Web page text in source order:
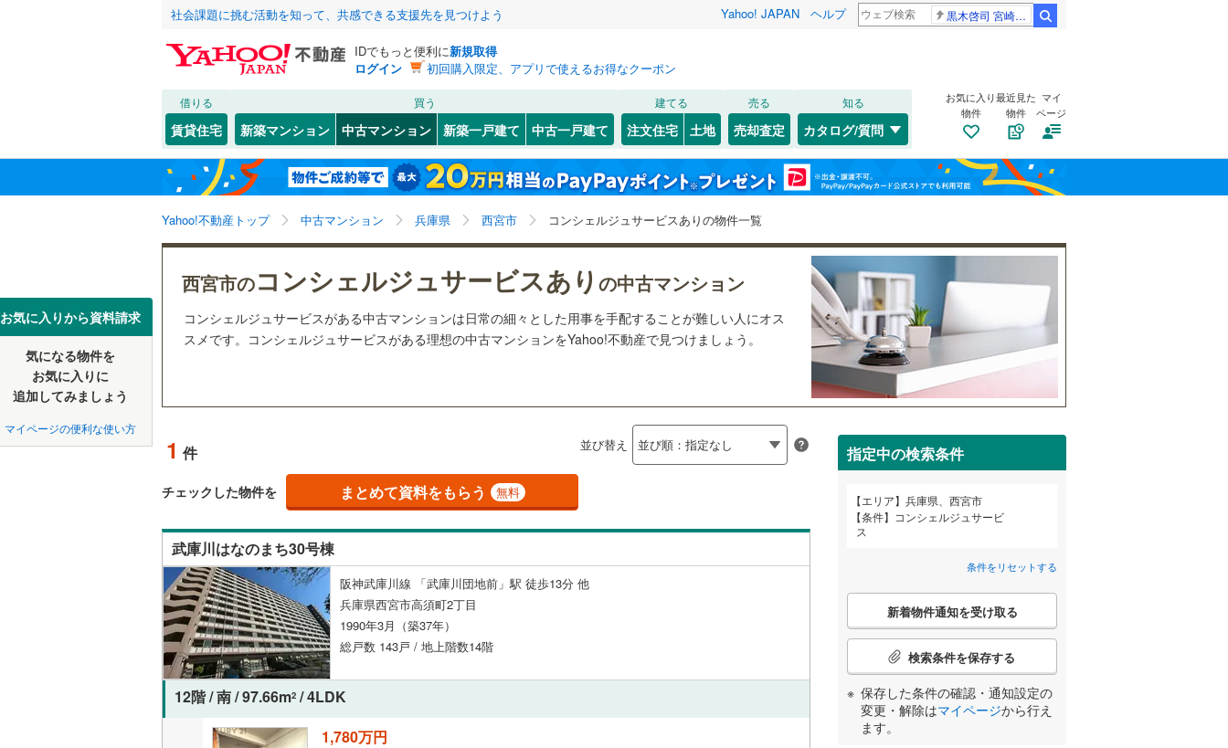
社会課題に挑む活動を知って、共感できる支援先を見つけよう Yahoo! JAPAN ヘルプ 黒木啓司 宮崎麗果
IDでもっと便利に新規取得
ログイン
初回購入限定、アプリで使えるお得なクーポン
借りる
賃貸住宅
買う
新築マンション 中古マンション 新築一戸建て 中古一戸建て
建てる
注文住宅 土地
売る
売却査定
知る
カタログ/質問
お気に入り
物件
最近見た
物件
マイ
ページ
Yahoo!不動産トップ 中古マンション 兵庫県 西宮市 コンシェルジュサービスありの物件一覧
お気に入りから資料請求
気になる物件を
お気に入りに
追加してみましょう
マイページの便利な使い方
西宮市のコンシェルジュサービスあり の中古マンション
コンシェルジュサービスがある中古マンションは日常の細々とした用事を手配することが難しい人にオス
スメです。コンシェルジュサービスがある理想の中古マンションをYahoo!不動産で見つけましょう。
1 件 並び替え
チェックした物件を まとめて資料をもらう 無料
武庫川はなのまち30号棟
阪神武庫川線 「武庫川団地前」駅 徒歩13分 他
兵庫県西宮市高須町2丁目
1990年3月（築37年）
総戸数 143戸 / 地上階数14階
12階 / 南 / 97.66m2 / 4LDK
1,780万円
指定中の検索条件
エリア
兵庫県、西宮市
条件
コンシェルジュサービ
ス
条件をリセットする
こ
検
条
件
新着物件通知を受け取る
検索条件を保存する
保存した条件の確認・通知設定の
変更・解除はマイページから行え
ます。
北海道 北海道
東北 青森 岩手 宮城 秋田 山形 福島
関東 東京 神奈川 埼玉 千葉 茨城
長野 富山
東海 愛知 岐阜 静岡 三重
和歌山
中国 鳥取 島根 岡山 広島 山口
高知
福岡 佐賀 長崎 鹿児島 沖縄
該当物件0件 条件をリセットする
神戸市 東灘区(2) 灘区(1) 兵庫区(0)
長田区(0) 須磨区(0) 垂水区(0)
北区( 中央区 10)
兵庫県のそのほ
姫路市(0) 尼崎市(2) 明石市(0)
西宮市(1) 洲本市(0 ) 芦屋市(0)
伊丹市(0) 相生市( 0) 豊岡市(0)
西脇市 (0
小野市(0) 三田市(0)
加西市(0)
朝来市( 0)
たつの市( ) 多可郡多可町(0)
加古郡稲美町(0 神崎郡市川町(0)
揖保郡太子町(0)
美方郡香美町(0)
美方郡新温泉町
該当物件0件 条件をリセットする
高須町(1)
該当物件0件 条件をリセットする
JR 東海道本線（JR西日本）(0) 福知山線(0) 山陽本線（JR西日本）(
加古川線(0) 播但線(0) 姫新線(0)
赤穂線(0) 山陰本線(0) 東西線(0)
山陽新幹線
(0)
神戸市営地下鉄西神・山手線(
私鉄・その他 阪急神戸本線(0 ) 阪急今津線( 0) 阪急伊丹線(0)
阪急甲陽線(0) 阪急宝塚本線 ( 0) 阪神本線(1)
能勢電鉄妙見線(0)
山陽電鉄本線 ( 0) 山陽電鉄網干線(0)
神戸高速線（東西線） ( )
北条鉄道 (0)
該当物件0件 条件をリセットする
該当物件0件 条件をリセットする
こだわり条件 リフォーム、リノベーション
リノベーション・リフォーム
（0）
築古・築30年以上（1）
共用設備
トランクルーム （ エレベーター （ ） バイク置き場 （0
駐車場空きあり（近隣を含む）
オートロック（0） 防犯カメラ（1）
管理・管理規約
24時間有人管理（0）
配置、向き、建ち方、日当たり
2階以上 （1）
階下に住戸なし（0）
構造・規模・施工・品質・工法関連
制震構造 （0）
（0）
低層マンション（4階建て以
下）（ 0 ）
該当物件0件 条件をリセットする
検索条件を保存しました
この検索条件の新着物件通知は、 マイページから設定できます。
保存した条件を見る
兵庫県、西宮市、コンシェルジュサービス
検索条件を保存する
マイページ
閉じる お気に入りリストを見る
閉じる
閉じる お気に入りリストを見る
閉じる